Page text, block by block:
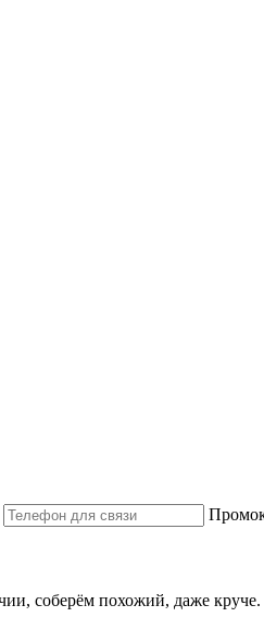
соберём похожий, даже круче.